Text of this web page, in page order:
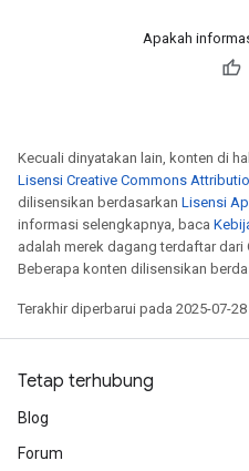
Apakah
Kecuali dinyatakan lain, konten di
Lisensi Creative Commons
dilisensikan berdasarkan Lisensi
informasi selengkapnya, baca
adalah merek dagang terdaftar dari
Beberapa konten dilisensikan
Terakhir diperbarui pada 2025-07-28
Tetap terhubung
Blog
Forum